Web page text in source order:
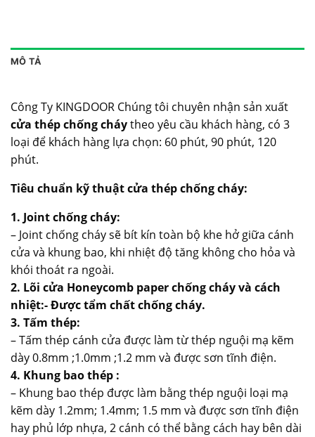
MÔ TẢ
Công Ty KINGDOOR Chúng tôi chuyên nhận sản xuất
cửa thép chống cháytheo yêu cầu khách hàng, có 3
loại để khách hàng lựa chọn: 60 phút, 90 phút, 120
phút.
Tiêu chuẩn kỹ thuậtcửa thép chống cháy:
1. Joint chống cháy:
– Joint chống cháy sẽ bít kín toàn bộ khe hở giữa cánh
cửa và khung bao, khi nhiệt độ tăng không cho hỏa và
khói thoát ra ngoài.
2. Lõi cửa Honeycomb paper chống cháy và cách
nhiệt:- Được tẩm chất chống cháy.
3. Tấm thép:
– Tấm thép cánh cửa được làm từ thép nguội mạ kẽm
dày 0.8mm ;1.0mm ;1.2 mm và được sơn tĩnh điện.
4. Khung bao thép :
– Khung bao thép được làm bằng thép nguội loại mạ
kẽm dày 1.2mm; 1.4mm; 1.5 mm và được sơn tĩnh điện
hay phủ lớp nhựa, 2 cánh có thể bằng cách hay bên dài